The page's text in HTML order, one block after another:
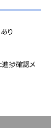
り
進捗確認メ